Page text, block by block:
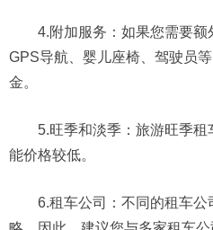
4.附加服务：如果您需要额
GPS导航、婴儿座椅、驾驶员
金。
5.旺季和淡季：旅游旺季租
能价格较低。
6.租车公司：不同的租车公